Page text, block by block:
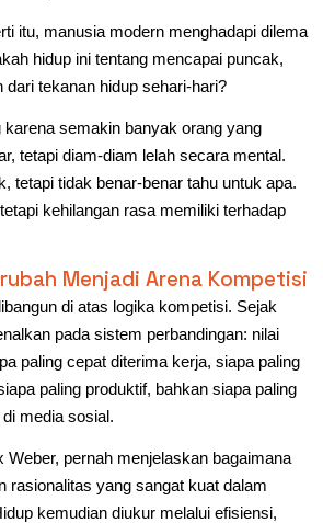
itu, manusia modern menghadapi dilema
hidup ini tentang mencapai puncak,
dari tekanan hidup sehari-hari?
karena semakin banyak orang yang
tetapi diam-diam lelah secara mental.
tetapi tidak benar-benar tahu untuk apa.
kehilangan rasa memiliki terhadap
Menjadi Arena Kompetisi
di atas logika kompetisi. Sejak
pada sistem perbandingan: nilai
paling cepat diterima kerja, siapa paling
paling produktif, bahkan siapa paling
media sosial.
Weber, pernah menjelaskan bagaimana
rasionalitas yang sangat kuat dalam
kemudian diukur melalui efisiensi,